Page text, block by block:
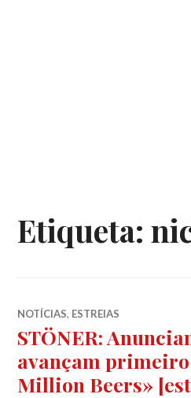
Etiqueta:
NOTÍCIAS, ESTREIAS
STÖNER:
avançam
Million Beers»